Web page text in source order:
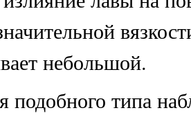
небольшой.
подобного типа